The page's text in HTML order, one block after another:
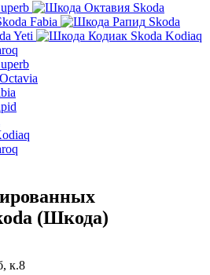
Skoda
Fabia
Skoda
Yeti
Skoda Kodiaq
(Шкода)
к.8